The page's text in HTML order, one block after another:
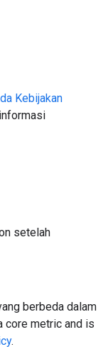
Kebijakan
setelah
berbeda dalam
core metric and is
.